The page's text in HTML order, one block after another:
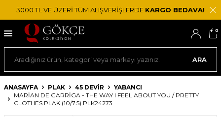
3000 TL VE ÜZERİ TÜM ALIŞVERİŞLERDE KARGO BEDAVA!
ARA
0
ANASAYFA PLAK 45 DEVIR
YABANCI
MARIAN DE GARRIGA - THE WAY I FEEL ABOUT YOU / PRETTY
CLOTHES PLAK (10/7.5) PLK24273